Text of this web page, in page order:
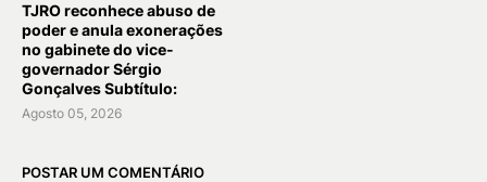
TJRO reconhece abuso de
poder e anula exonerações
no gabinete do vice-
governador Sérgio
Gonçalves Subtítulo:
Agosto 05, 2026
POSTAR UM COMENTÁRIO